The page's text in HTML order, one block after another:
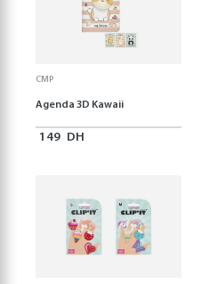
CMP
Agenda 3D Kawaii
149 DH